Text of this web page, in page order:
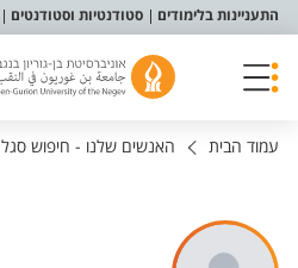
תפריט נגישות
התעניינות בלימודים סטודנטיות וסטודנטים
עמוד הבית האנשים שלנו - חיפוש סגל